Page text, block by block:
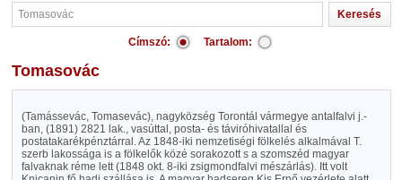
Címszó: Tartalom:
Tomasovác
(Tamássevác, Tomasevác), nagyközség Torontál vármegye antalfalvi j.-
ban, (1891) 2821 lak., vasúttal, posta- és táviróhivatallal és
postatakarékpénztárral. Az 1848-iki nemzetiségi fölkelés alkalmával T.
szerb lakossága is a fölkelők közé sorakozott s a szomszéd magyar
falvaknak réme lett (1848 okt. 8-iki zsigmondfalvi mészárlás). Itt volt